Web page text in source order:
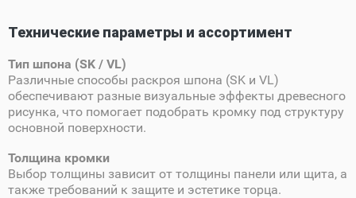
Технические параметры и ассортимент
Тип шпона (SK / VL)
Различные способы раскроя шпона (SK и VL)
обеспечивают разные визуальные эффекты древесного
рисунка, что помогает подобрать кромку под структуру
основной поверхности.
Толщина кромки
Выбор толщины зависит от толщины панели или щита, а
также требований к защите и эстетике торца.